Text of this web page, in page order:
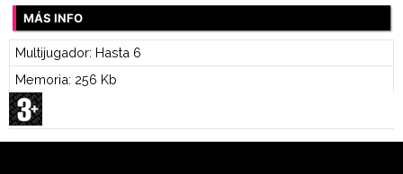
MÁS INFO
Multijugador: Hasta 6
Memoria: 256 Kb